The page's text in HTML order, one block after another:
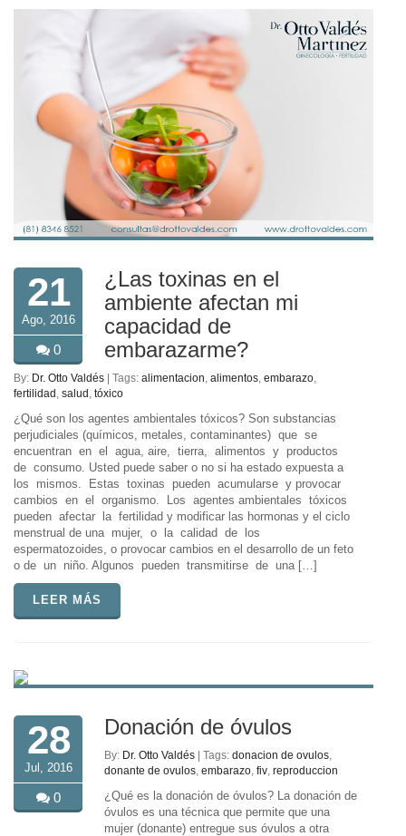
21
Ago, 2016
0
¿Las toxinas en el
ambiente afectan mi
capacidad de
embarazarme?
By: Dr. Otto Valdés | Tags: alimentacion, alimentos, embarazo,
fertilidad , salud , tóxico
¿Qué son los agentes ambientales tóxicos? Son substancias
perjudiciales (químicos, metales, contaminantes) que se
encuentran en el agua, aire, tierra, alimentos y productos
de consumo. Usted puede saber o no si ha estado expuesta a
los mismos. Estas toxinas pueden acumularse y provocar
cambios en el organismo. Los agentes ambientales tóxicos
pueden afectar la fertilidad y modificar las hormonas y el ciclo
menstrual de una mujer, o la calidad de los
espermatozoides, o provocar cambios en el desarrollo de un feto
o de un niño. Algunos pueden transmitirse de una […]
LEER MÁS
28
Jul, 2016
0
Donación de óvulos
By: Dr. Otto Valdés | Tags: donacion de ovulos,
donante de ovulos, embarazo, fiv, reproduccion
¿Qué es la donación de óvulos? La donación de
óvulos es una técnica que permite que una
mujer (donante) entregue sus óvulos a otra